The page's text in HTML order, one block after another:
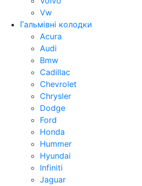
Vw
Гальмівні колодки
Acura
Audi
Bmw
Cadillac
Chevrolet
Chrysler
Dodge
Ford
Honda
Hummer
Hyundai
Infiniti
Jaguar